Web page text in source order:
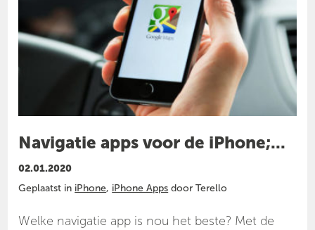
Navigatie apps voor de iPhone;...
02.01.2020
Geplaatst in iPhone, iPhone Apps door Terello
Welke navigatie app is nou het beste? Met de